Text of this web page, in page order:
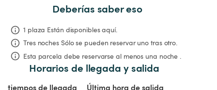
Deberías saber eso
1 plaza Están disponibles aquí.
Tres noches Sólo se pueden reservar uno tras otro.
Esta parcela debe reservarse al menos una noche .
Horarios de llegada y salida
tiempos de llegada Última hora de salida